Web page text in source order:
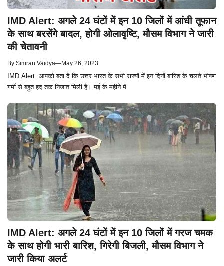
IMD Alert: अगले 24 घंटों में इन 10 जिलों में आंधी तूफान
के साथ बरसेंगे बादल, होगी ओलावृष्टि, मौसम विभाग ने जारी
की चेतावनी
By Simran Vaidya—May 26, 2023
IMD Alert: आपको बता दें कि उत्तर भारत के सभी राज्यों में इन दिनों बारिश के चलते भीषण
गर्मी से बहुत हद तक निजात मिली है। मई के महीने में
IMD Alert: अगले 24 घंटों में इन 10 जिलों में गरज चमक
के साथ होगी भारी बारिश, गिरेगी बिजली, मौसम विभाग ने
जारी किया अलर्ट